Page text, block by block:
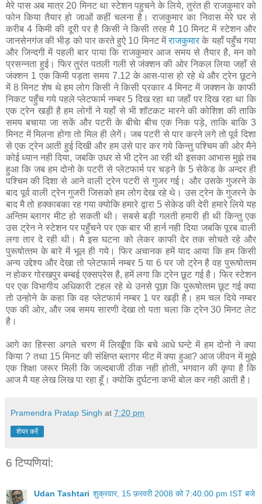
मेरे पास अब मात्र 20 मिनट था स्‍टेशन पहुचने के लिये, तुरंत ही राजकुमार को
फोन किया तैयार हो जाओं कहीं चलना है। राजकुमार का निवास मेरे घर से
करीब 4 किमी की दूरी पर है किसी ने किसी तरह मै 10 मिनट में स्‍टेशन और
जानसेनगंज की भीड़ को पार करते हुऐ 10 मिनट मेंराजकुमार के यहॉं पहुँच गया
और जिन्‍दगी में पहली बार पाया कि राजकुमार आज समय से तैयार है, मन को
प्रसन्नता हुई। फिर तुरंत पतली गली से जंक्शन की ओर निकल लिया जहॉं से
जंक्शन 1 एक किमी पड़ता समय 7.12 के आस-पास हो रहे थे और ट्रेन छूटने
में 8 मिनट शेष थे हम लोग किसी ने किसी प्रकार 4 मिनट में जक्शन के काफी
निकट पहुँच गये पहले प्लेटफार्म नम्‍बर 5 दिख रहा था जहॉं पर दिख रहा था कि
एक ट्रेन खड़ी है हम लोगों ने यहॉं से भी शॉटकट मारने की कोशिश की ताकि
समय बचाया जा सकें और पटरी के बीचेा बीच एक निक पड़े, ताकि बाकि 3
मिनट में मिलना होगा तो मिल ही लेगें। जब पटरी से पार करने लगे तो पूर्व दिशा
से एक ट्रेन आती हुई दिखी और हम उसे पार कर गये किन्‍तु पश्चिम की ओर मैने
कोई ध्‍यान नही दिया, जबकि उधर से भी ट्रेन आ रही थी इसका आभास मुझे तब
हुआ कि जब हम दोनो के पटरी से प्‍लेटफार्म पर चड़ने के 5 सेकेड के अन्‍दर ही
पश्चिम की दिशा से आने वाली ट्रेन पटरी से गुजर गई। और उसके गुजरने के
बाद पूर्व वाली ट्रेन गुजरी जिसको हम लोग देख रहे थे। उस ट्रेन के गुजरने के
बाद मै तो हक्काबका रह गया क्‍योकि हमारे द्वारा 5 सेकेड की देरी हमारे लिये यह
अन्तिम ब्‍लागर मीट हो सकती थी। सबसे बड़ी गलती हमारी ही थी किन्‍तु एक
उस ट्रेन ने स्‍टेशन पर पहुँचने पर एक बार भी हार्न नही दिया जबकि पूरब वाली
लगा तार दे रही थी। मै इस घटना को लेकर काफी देर तक सोचते रहे और
पुरूषोत्‍तम के बारे में भूल ही गये। फिर अचानक हमें याद आया कि हम किसी
अन्य उद्देश्‍य और देखा तो प्लेटफार्म नम्‍बर 5 या 6 पर जो ट्रेन है वह पुरूषोत्‍तम
न होकर गोरखपुर बम्‍बई एक्‍सप्रेस है, हमें लगा कि ट्रेन छूट गई है। फिर स्टेशन
पर एक विभागीय अधिकारी टहल रहे थे उनसे पूछा कि पुरूषोत्‍तम छूट गई क्‍या
तो उन्‍होने के कहा कि वह प्लेटफार्म नम्‍बर 1 पर खड़ी है। हम चल दिये नम्‍बर
एक की ओर, और जब समय सारणी देखा तो पता चला कि ट्रेन 30 मिनट लेट
है।
आगे का हिस्‍सा अगले चरण में लिखूँगा कि बचे आधे घन्‍टे में हम दोनो ने क्‍या
किया ? तथा 15 मिनट की संक्षिप्‍त ब्‍लागर मीट में क्‍या हुआ? आज जीवन में मुझे
एक शिक्षा जरूर मिली कि जल्‍दबाजी ठीक नही होती, भगवान की कृपा है कि
आज मै यह लेख लिख पा रहा हूँ। क्‍योकि दुर्घटना कभी बोल कर नही आती है।
Pramendra Pratap Singh at 7:20 pm
शेयर करें
6 टिप्‍पणियां:
Udan Tashtari शुक्रवार, 15 फ़रवरी 2008 को 7:40:00 pm IST बजे